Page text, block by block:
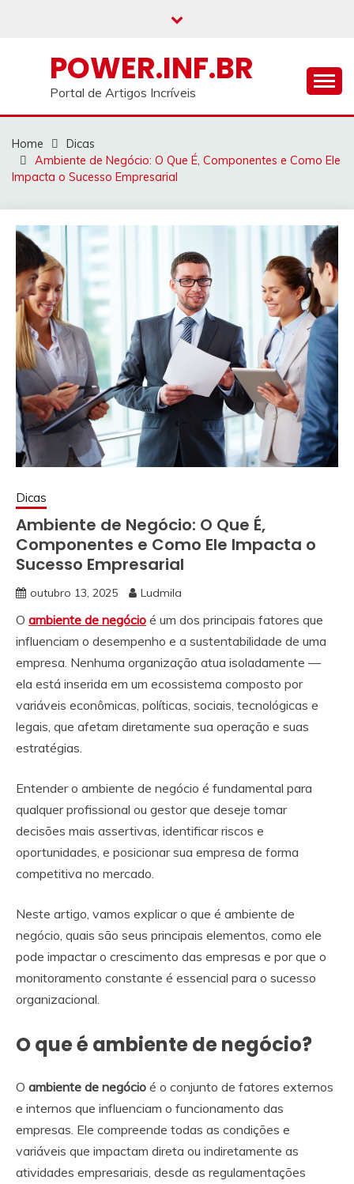
POWER.INF.BR
Portal de Artigos Incríveis
Home
Dicas
Ambiente de Negócio: O Que É, Componentes e Como Ele
Impacta o Sucesso Empresarial
Dicas
Ambiente de Negócio: O Que É,
Componentes e Como Ele Impacta o
Sucesso Empresarial
outubro 13, 2025 Ludmila
O ambiente de negócio é um dos principais fatores que
influenciam o desempenho e a sustentabilidade de uma
empresa. Nenhuma organização atua isoladamente —
ela está inserida em um ecossistema composto por
variáveis econômicas, políticas, sociais, tecnológicas e
legais, que afetam diretamente sua operação e suas
estratégias.
Entender o ambiente de negócio é fundamental para
qualquer profissional ou gestor que deseje tomar
decisões mais assertivas, identificar riscos e
oportunidades, e posicionar sua empresa de forma
competitiva no mercado.
Neste artigo, vamos explicar o que é ambiente de
negócio, quais são seus principais elementos, como ele
pode impactar o crescimento das empresas e por que o
monitoramento constante é essencial para o sucesso
organizacional.
O que é ambiente de negócio?
O ambiente de negócio é o conjunto de fatores externos
e internos que influenciam o funcionamento das
empresas. Ele compreende todas as condições e
variáveis que impactam direta ou indiretamente as
atividades empresariais, desde as regulamentações